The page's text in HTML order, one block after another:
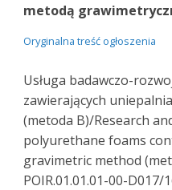
metodą
Oryginalna treść ogłoszenia
Usługa badawczo-
zawierających
(metoda B)/Research
polyurethane foams
gravimetric method
POIR.01.01.01-00-